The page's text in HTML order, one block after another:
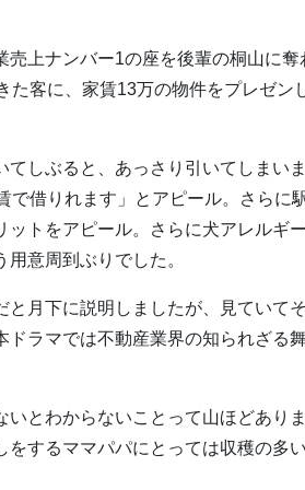
売上ナンバー1の座を後輩の桐山に
た客に、家賃13万の物件をプレゼ
てしぶると、あっさり引いてしまい
で借りれます」とアピール。さらに
ットをアピール。さらに犬アレルギ
意周到ぶりでした。
月下に説明しましたが、見ていて
ドラマでは不動産業界の知られざる
いとわからないことって山ほどあり
するママパパにとっては収穫の多